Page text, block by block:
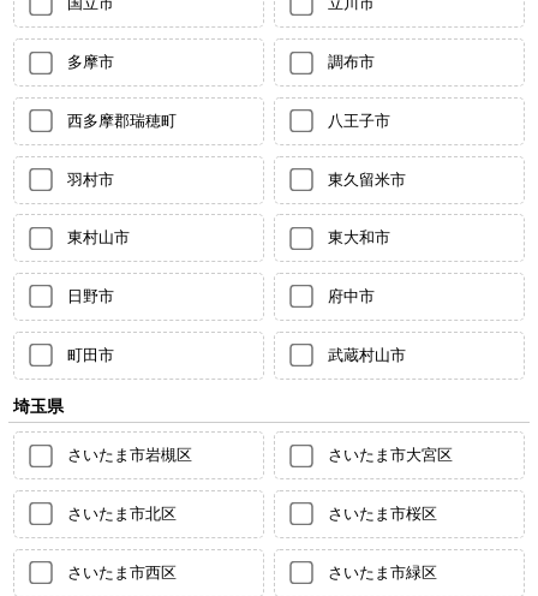
多摩市 調布市
西多摩郡瑞穂町 八王子市
羽村市 東久留米市
東村山市 東大和市
日野市 府中市
町田市 武蔵村山市
埼玉県
さいたま市岩槻区 さいたま市大宮区
さいたま市北区 さいたま市桜区
さいたま市西区 さいたま市緑区